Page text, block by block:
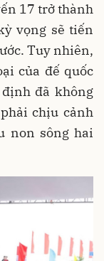
17 trở thành
vọng sẽ tiến
Tuy nhiên,
của đế quốc
đã không
chịu cảnh
non sông hai